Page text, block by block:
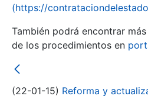
Erakutsi/Ezkutatu
(https://
También podrá encontrar
de los procedimientos en
(22-01-15) Reforma y